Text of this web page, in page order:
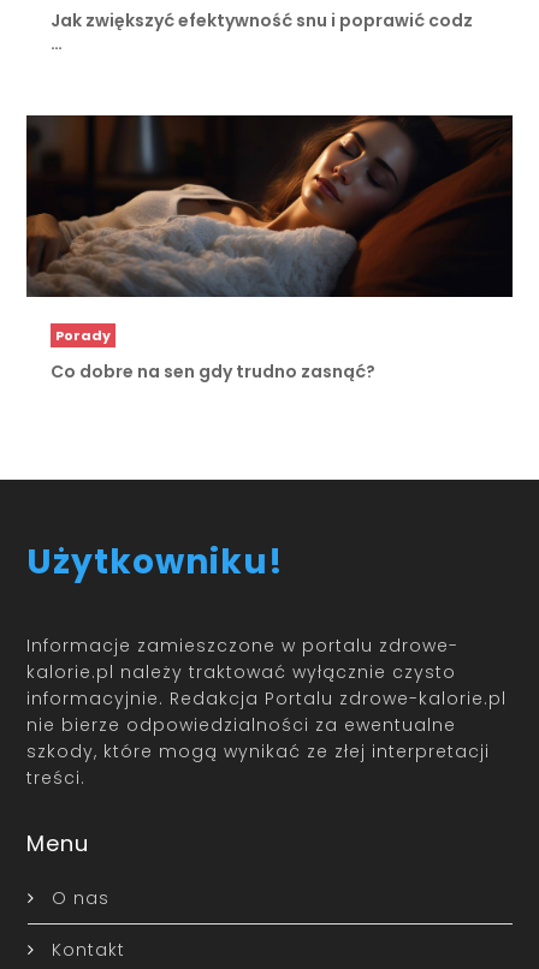
Jak zwiększyć efektywność snu i poprawić codz
…
Porady
Co dobre na sen gdy trudno zasnąć?
Użytkowniku!
Informacje zamieszczone w portalu zdrowe-
kalorie.pl należy traktować wyłącznie czysto
informacyjnie. Redakcja Portalu zdrowe-kalorie.pl
nie bierze odpowiedzialności za ewentualne
szkody, które mogą wynikać ze złej interpretacji
treści.
Menu
O nas
Kontakt